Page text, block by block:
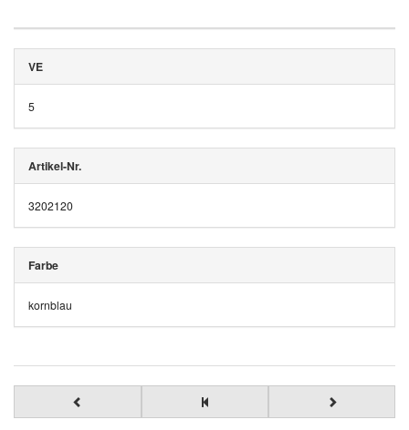
VE
5
Artikel-Nr.
3202120
Farbe
kornblau